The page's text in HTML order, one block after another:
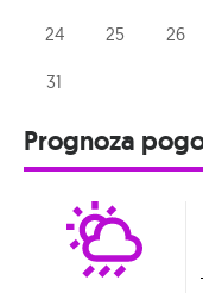
24 25 26
31
Prognoza